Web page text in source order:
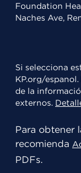
Foundation
Naches Ave,
Si selecciona
KP.org/
de la
externos.
Para obtener
recomienda
PDFs.